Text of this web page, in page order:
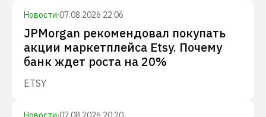
Новости·07.08.2026 22:06
JPMorgan рекомендовал покупать
акции маркетплейса Etsy. Почему
банк ждет роста на 20%
ETSY